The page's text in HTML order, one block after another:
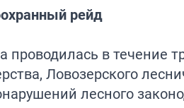
рейд
проводилась в течение
Ловозерского
лесного